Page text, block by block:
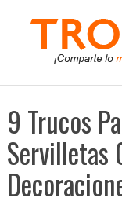
9 Trucos
Servilletas